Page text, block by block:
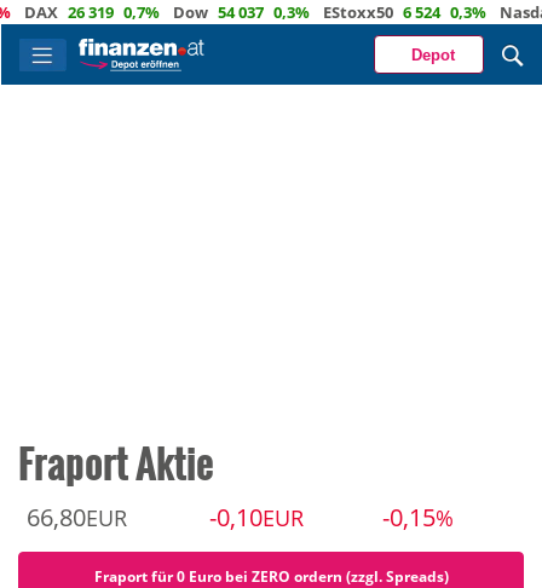
26 319 0,7% Dow 54 037 0,3% EStoxx50 6 524 0,3% Nasdaq
Depot
Fraport Aktie
66,80EUR -0,10EUR -0,15%
Fraport für 0 Euro bei ZERO ordern (zzgl. Spreads)